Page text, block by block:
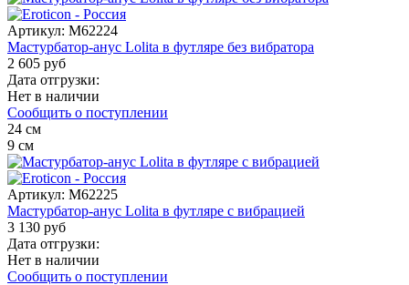
Артикул: M62224
Мастурбатор-анус Lolita в футляре без вибратора
2 605 руб
Дата отгрузки:
Нет в наличии
Сообщить о поступлении
24 см
9 см
Артикул: M62225
Мастурбатор-анус Lolita в футляре с вибрацией
3 130 руб
Дата отгрузки:
Нет в наличии
Сообщить о поступлении